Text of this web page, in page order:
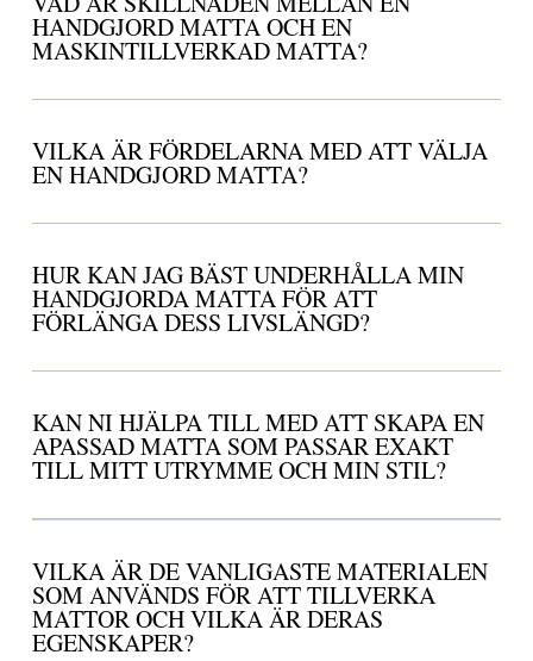
HANDGJORD MATTA OCH EN
MASKINTILLVERKAD MATTA?
VILKA ÄR FÖRDELARNA MED ATT VÄLJA
EN HANDGJORD MATTA?
HUR KAN JAG BÄST UNDERHÅLLA MIN
HANDGJORDA MATTA FÖR ATT
FÖRLÄNGA DESS LIVSLÄNGD?
KAN NI HJÄLPA TILL MED ATT SKAPA EN
APASSAD MATTA SOM PASSAR EXAKT
TILL MITT UTRYMME OCH MIN STIL?
VILKA ÄR DE VANLIGASTE MATERIALEN
SOM ANVÄNDS FÖR ATT TILLVERKA
MATTOR OCH VILKA ÄR DERAS
EGENSKAPER?